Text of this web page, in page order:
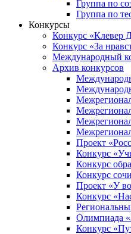
Группа по
Группа по
Конкурсы
Конкурс «Клевер
Конкурс «За
Международный
Архив конкурсов
Проект
Конкурс
Конкурс
Конкурс
Проект «У
Конкурс
Олимпиада
Конкурс